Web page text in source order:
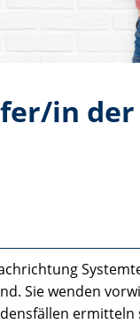
in der
Sie wenden